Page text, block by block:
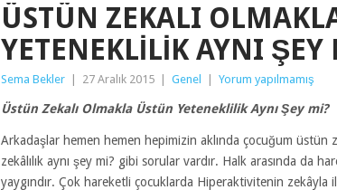
ÜSTÜN ZEKALI
YETENEKLILIK AYNI ŞEY
Sema Bekler 27 Aralık 2015 Genel Yorum yapılmamış
Üstün Zekalı Olmakla Üstün Yeteneklilik Aynı Şey mi?
Arkadaşlar hemen hemen hepimizin aklında çocuğum üstün
zekâlılık aynı şey mi? gibi sorular vardır. Halk arasında da
yaygındır. Çok hareketli çocuklarda Hiperaktivitenin zekâyla